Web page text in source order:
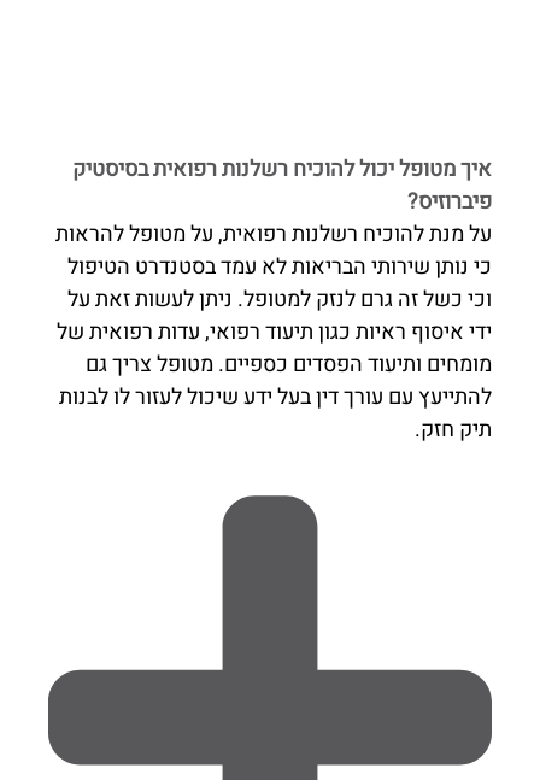
איך מטופל יכול להוכיח רשלנות רפואית בסיסטיק
פיברוזיס?
על מנת להוכיח רשלנות רפואית, על מטופל להראות
כי נותן שירותי הבריאות לא עמד בסטנדרט הטיפול
וכי כשל זה גרם לנזק למטופל. ניתן לעשות זאת על
ידי איסוף ראיות כגון תיעוד רפואי, עדות רפואית של
מומחים ותיעוד הפסדים כספיים. מטופל צריך גם
להתייעץ עם עורך דין בעל ידע שיכול לעזור לו לבנות
תיק חזק.